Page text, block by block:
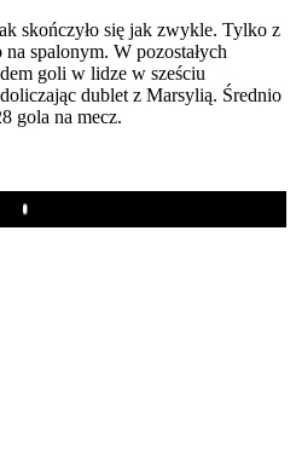
skończyło się jak zwykle. Tylko z
spalonym. W pozostałych
goli w lidze w sześciu
dublet z Marsylią. Średnio
gola na mecz.
Play